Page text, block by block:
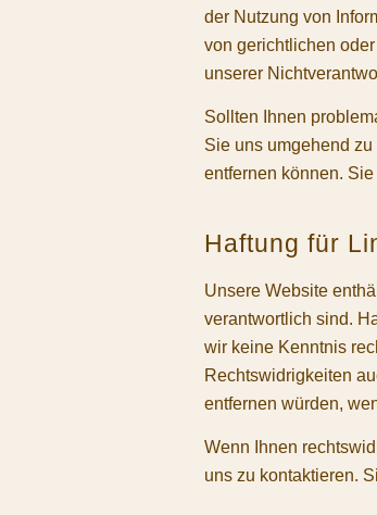
der Nutzung von
von gerichtlichen
unserer
Sollten Ihnen
Sie uns umgehend
entfernen können.
Haftung für
Unsere Website
verantwortlich sind.
wir keine Kenntnis
Rechtswidrigkeiten
entfernen würden,
Wenn Ihnen
uns zu kontaktieren.